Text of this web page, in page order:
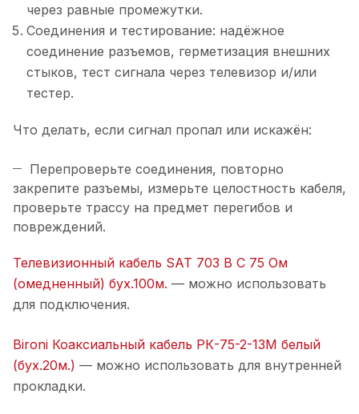
через равные промежутки.
Соединения и тестирование: надёжное
соединение разъемов, герметизация внешних
стыков, тест сигнала через телевизор и/или
тестер.
Что делать, если сигнал пропал или искажён:
Перепроверьте соединения, повторно
закрепите разъемы, измерьте целостность кабеля,
проверьте трассу на предмет перегибов и
повреждений.
Телевизионный кабель SAT 703 B С 75 Ом
(омедненный) бух.100м. — можно использовать
для подключения.
Bironi Коаксиальный кабель РК-75-2-13М белый
(бух.20м.) — можно использовать для внутренней
прокладки.